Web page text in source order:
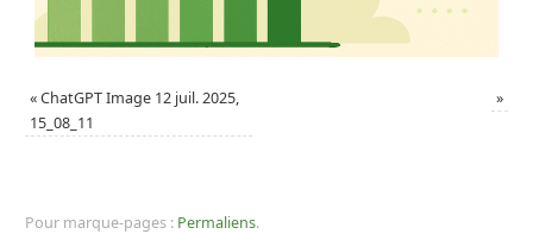
«ChatGPT Image 12 juil. 2025,
15_08_11
»
Pour marque-pages : Permaliens.